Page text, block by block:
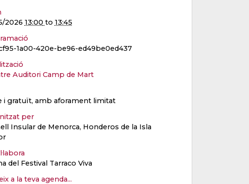
2026 13:00 to 13:45
1a00-420e-be96-ed49be0ed437
Auditori Camp de Mart
i gratuït, amb aforament limitat
per
Insular de Menorca, Honderos de la Isla
del Festival Tarraco Viva
a la teva agenda...